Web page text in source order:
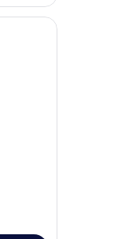
meja kerja,